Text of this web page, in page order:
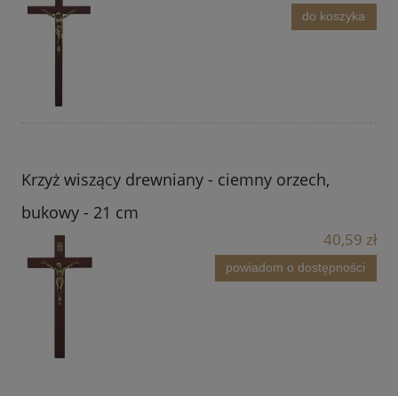
do koszyka
Krzyż wiszący drewniany - ciemny orzech,
bukowy - 21 cm
40,59 zł
powiadom o dostępności